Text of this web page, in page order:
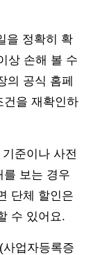
을 정확히 확
상 손해 볼 수
의 공식 홈페
건을 재확인하
준이나 사전
를 보는 경우
단체 할인은
수 있어요.
업자등록증